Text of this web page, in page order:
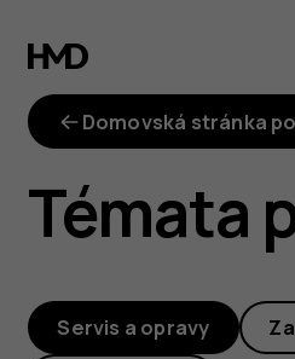
Koupil(a)
jsem
si
opravnou
sadu,
Domovská stránka
Témata
Servis a opravy